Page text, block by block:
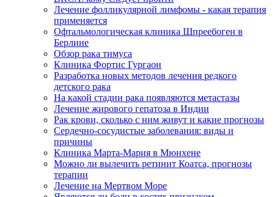
Лечение фолликулярной лимфомы - какая терапия
применяется
Офтальмологическая клиника Шпреебоген в
Берлине
Обзор рака тимуса
Клиника Фортис Гургаон
Разработка новых методов лечения редкого
детского рака
На какой стадии рака появляются метастазы
Лечение жирового гепатоза в Индии
Рак крови, сколько с ним живут и какие прогнозы
Сердечно-сосудистые заболевания: виды и
причины
Клиника Марта-Мария в Мюнхене
Можно ли вылечить ретинит Коатса, прогнозы
терапии
Лечение на Мертвом Море